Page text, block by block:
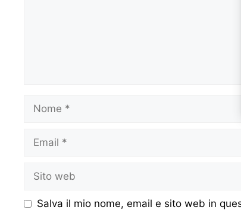
Nome
Email
Sito
web
Salva il mio nome, email e sito web in